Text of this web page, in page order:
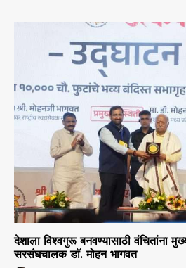
देशाला विश्वगुरू बनवण्यासाठी वंचितांना
सरसंघचालक डाॅ. मोहन भागवत